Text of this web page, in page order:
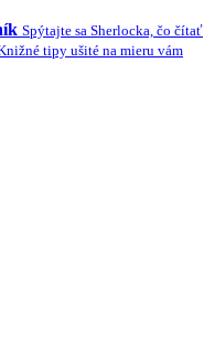
Spýtajte sa Sherlocka, čo čítať
tipy ušité na mieru vám